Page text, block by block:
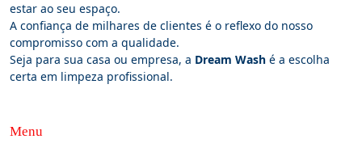
estar ao seu espaço.
A confiança de milhares de clientes é o reflexo do nosso
compromisso com a qualidade.
Seja para sua casa ou empresa, a Dream Wash é a escolha
certa em limpeza profissional.
Menu